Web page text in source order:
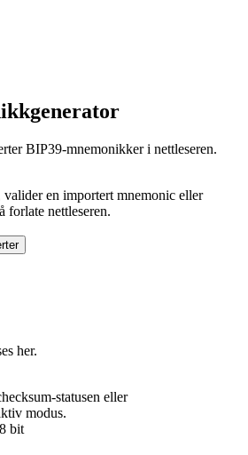
BIP39-mnemonikker i nettleseren.
valider en importert mnemonic eller
forlate nettleseren.
her.
statusen eller
modus.
bit